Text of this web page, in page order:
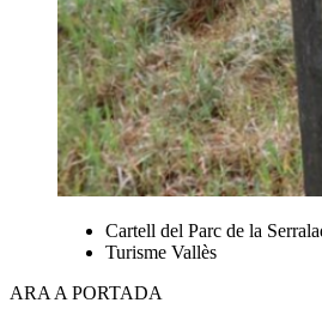
Cartell del Parc de la
Turisme Vallès
ARA A PORTADA